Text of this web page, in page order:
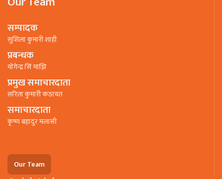
सम्पादक
सुशिला कुमारी शाही
प्रबन्धक
याेगेन्द्र सिं माझि
प्रमुख समाचारदाता
सरिता कुमारी कठायत
समाचारदाता
कृष्ण बहादुर मलासी
Our Team